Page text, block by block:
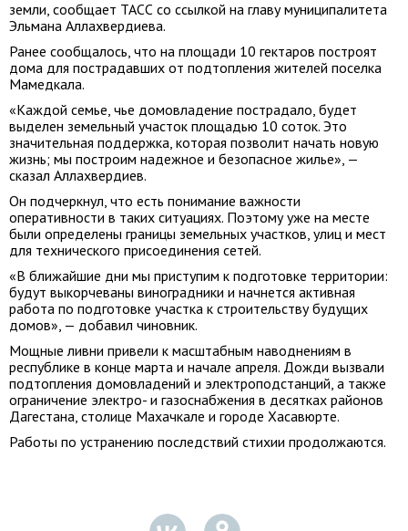
земли, сообщает ТАСС со ссылкой на главу муниципалитета
Эльмана Аллахвердиева.
Ранее сообщалось, что на площади 10 гектаров построят
дома для пострадавших от подтопления жителей поселка
Мамедкала.
«Каждой семье, чье домовладение пострадало, будет
выделен земельный участок площадью 10 соток. Это
значительная поддержка, которая позволит начать новую
жизнь; мы построим надежное и безопасное жилье», —
сказал Аллахвердиев.
Он подчеркнул, что есть понимание важности
оперативности в таких ситуациях. Поэтому уже на месте
были определены границы земельных участков, улиц и мест
для технического присоединения сетей.
«В ближайшие дни мы приступим к подготовке территории:
будут выкорчеваны виноградники и начнется активная
работа по подготовке участка к строительству будущих
домов», — добавил чиновник.
Мощные ливни привели к масштабным наводнениям в
республике в конце марта и начале апреля. Дожди вызвали
подтопления домовладений и электроподстанций, а также
ограничение электро- и газоснабжения в десятках районов
Дагестана, столице Махачкале и городе Хасавюрте.
Работы по устранению последствий стихии продолжаются.